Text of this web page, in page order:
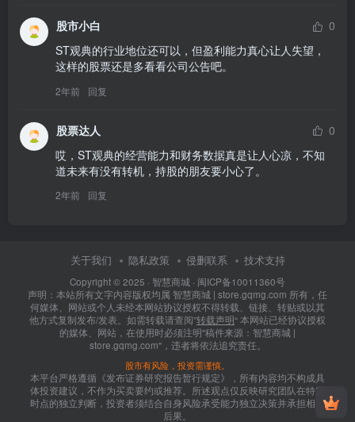
股市小白
0
ST观典的行业地位还可以，但盈利能力真心让人失望，
这样的股票还是多看看公司公告吧。
2年前 回复
股票达人
0
哎，ST观典的经营能力和财务数据真是让人心凉，不知
道未来有没有转机，持股的朋友要小心了。
2年前 回复
关于我们 隐私政策 侵删联系 技术支持
Copyright © 2025 · 智慧商城 · 闽ICP备10011360号
声明：本站所有文字内容版权均属 智慧商城 | store.gqmg.com 所有，任
何媒体、网站或个人未经本网站协议授权不得转载、链接、转贴或以其
他方式复制发布/发表。如需转载请查阅”转载声明“ 本网站已经协议授权
的媒体、网站，在使用时必须注明"稿件来源：智慧商城 |
store.gqmg.com"，违者将依法追究责任。
股市有风险，投资需谨慎。
本平台严格遵循《发布证券研究报告暂行规定》，所有内容均不构成具
体投资建议，不作为买卖要约或推荐。所述观点仅反映研究团队在特定
时点的独立判断，投资者须结合自身风险承受能力独立决策并承担相应
后果。